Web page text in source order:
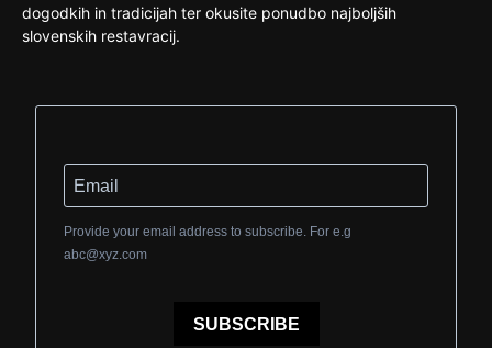
dogodkih in tradicijah ter okusite ponudbo najboljših
slovenskih restavracij.
Provide your email address to subscribe. For e.g
abc@xyz.com
SUBSCRIBE